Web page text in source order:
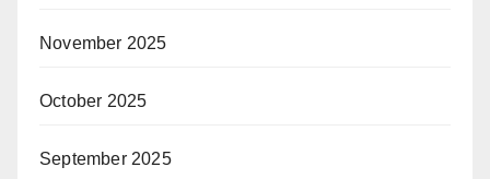
November 2025
October 2025
September 2025